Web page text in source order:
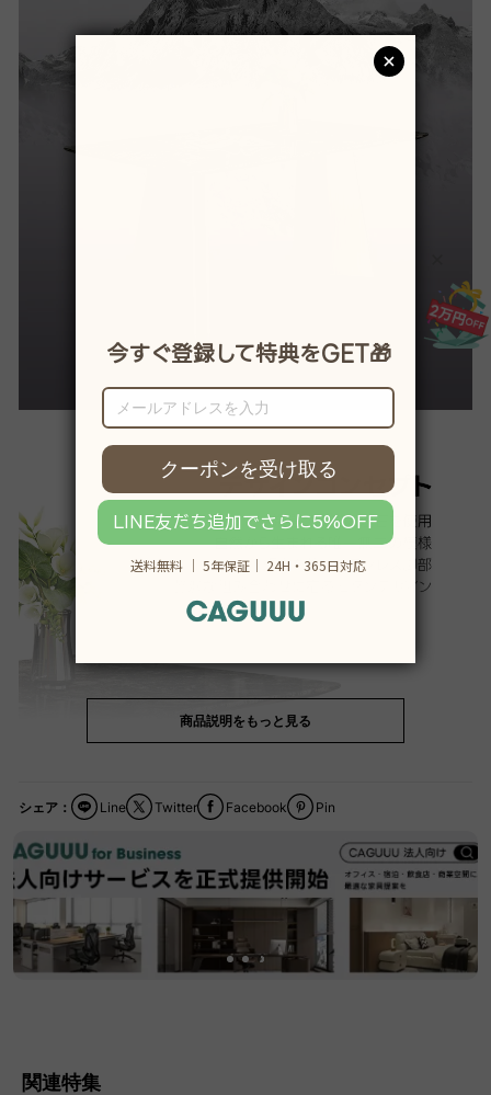
商品説明をもっと見る
シェア： Facebook
Twitter Pin
Line
関連特集